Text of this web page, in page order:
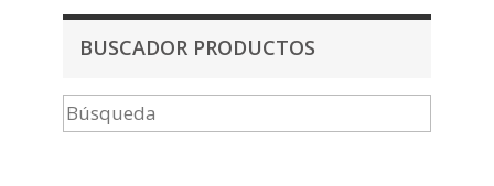
BUSCADOR PRODUCTOS